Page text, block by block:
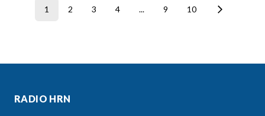
1 2 3 4 ... 9 10
RADIO HRN